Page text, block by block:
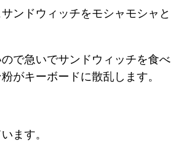
ンドウィッチをモシャモシャと
で急いでサンドウィッチを食べ
がキーボードに散乱します。
ます。